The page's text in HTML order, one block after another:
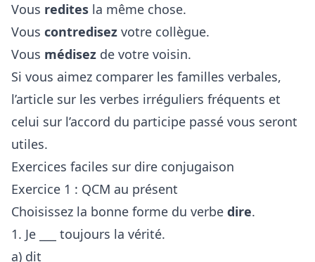
Vous redites la même chose.
Vous contredisez votre collègue.
Vous médisez de votre voisin.
Si vous aimez comparer les familles verbales,
l’article sur les verbes irréguliers fréquents et
celui sur l’accord du participe passé vous seront
utiles.
Exercices faciles sur dire conjugaison
Exercice 1 : QCM au présent
Choisissez la bonne forme du verbe dire.
1. Je ___ toujours la vérité.
a) dit